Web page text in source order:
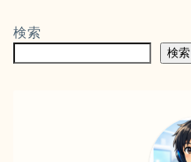
検索
検索